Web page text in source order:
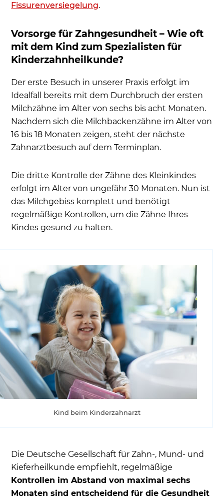
Fissurenversiegelung.
Vorsorge für Zahngesundheit – Wie oft
mit dem Kind zum Spezialisten für
Kinderzahnheilkunde?
Der erste Besuch in unserer Praxis erfolgt im
Idealfall bereits mit dem Durchbruch der ersten
Milchzähne im Alter von sechs bis acht Monaten.
Nachdem sich die Milchbackenzähne im Alter von
16 bis 18 Monaten zeigen, steht der nächste
Zahnarztbesuch auf dem Terminplan.
Die dritte Kontrolle der Zähne des Kleinkindes
erfolgt im Alter von ungefähr 30 Monaten. Nun ist
das Milchgebiss komplett und benötigt
regelmäßige Kontrollen, um die Zähne Ihres
Kindes gesund zu halten.
Kind beim Kinderzahnarzt
Die Deutsche Gesellschaft für Zahn-, Mund- und
Kieferheilkunde empfiehlt, regelmäßige
Kontrollen im Abstand von maximal sechs
Monaten sind entscheidend für die Gesundheit